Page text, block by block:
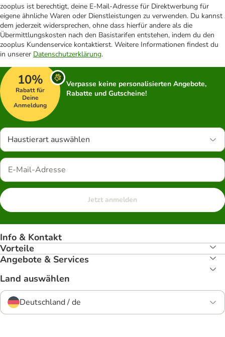
zooplus ist berechtigt, deine E-Mail-Adresse für Direktwerbung für
eigene ähnliche Waren oder Dienstleistungen zu verwenden. Du kannst
dem jederzeit widersprechen, ohne dass hierfür andere als die
Übermittlungskosten nach den Basistarifen entstehen, indem du den
zooplus Kundenservice kontaktierst. Weitere Informationen findest du
in unserer Datenschutzerklärung.
10%
Rabatt für
Deine
Anmeldung
Verpasse keine personalisierten Angebote,
Rabatte und Gutscheine!
Haustierart auswählen
Jetzt anmelden
Info & Kontakt
Vorteile
Angebote & Services
Land auswählen
Deutschland / de